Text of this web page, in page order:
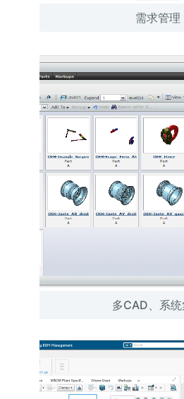
需求管理
多CAD、系